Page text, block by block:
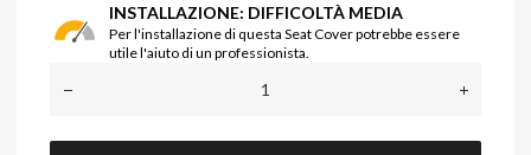
INSTALLAZIONE: DIFFICOLTÀ MEDIA
Per l'installazione di questa Seat Cover potrebbe essere
utile l'aiuto di un professionista.